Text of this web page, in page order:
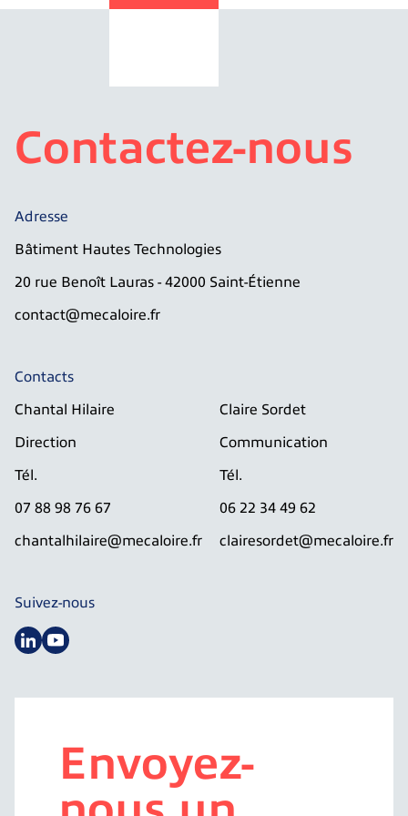
Contactez-nous
Adresse
Bâtiment Hautes Technologies
20 rue Benoît Lauras - 42000 Saint-Étienne
contact@mecaloire.fr
Contacts
Chantal Hilaire
Direction
Tél.
07 88 98 76 67
chantalhilaire@mecaloire.fr
Claire Sordet
Communication
Tél.
06 22 34 49 62
clairesordet@mecaloire.fr
Suivez-nous
Envoyez-